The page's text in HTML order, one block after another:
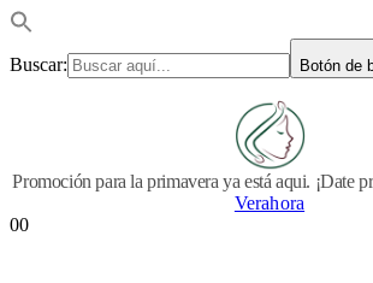
Buscar: Botón de
Promoción para la primavera ya está aqui. ¡Date
Verahora
00